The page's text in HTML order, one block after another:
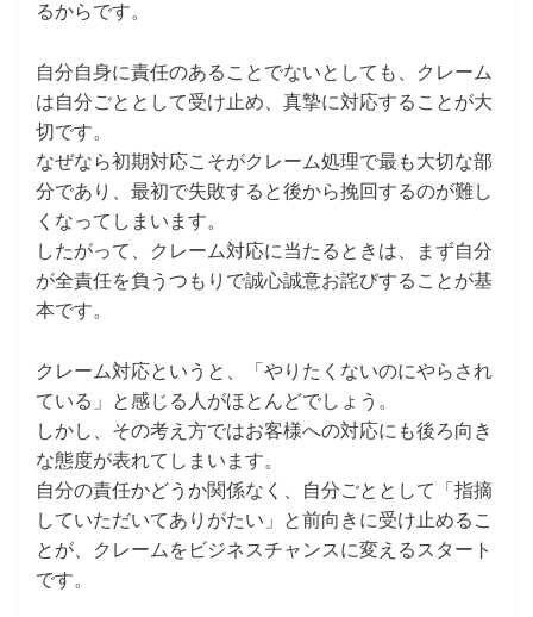
るからです。
自分自身に責任のあることでないとしても、クレーム
は自分ごととして受け止め、真摯に対応することが大
切です。
なぜなら初期対応こそがクレーム処理で最も大切な部
分であり、最初で失敗すると後から挽回するのが難し
くなってしまいます。
したがって、クレーム対応に当たるときは、まず自分
が全責任を負うつもりで誠心誠意お詫びすることが基
本です。
クレーム対応というと、「やりたくないのにやらされ
ている」と感じる人がほとんどでしょう。
しかし、その考え方ではお客様への対応にも後ろ向き
な態度が表れてしまいます。
自分の責任かどうか関係なく、自分ごととして「指摘
していただいてありがたい」と前向きに受け止めるこ
とが、クレームをビジネスチャンスに変えるスタート
です。